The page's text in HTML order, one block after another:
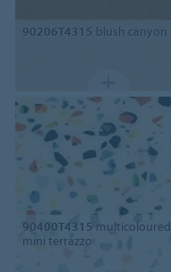
90206T4315 blush canyon
90400T4315 multicoloured
mini terrazzo